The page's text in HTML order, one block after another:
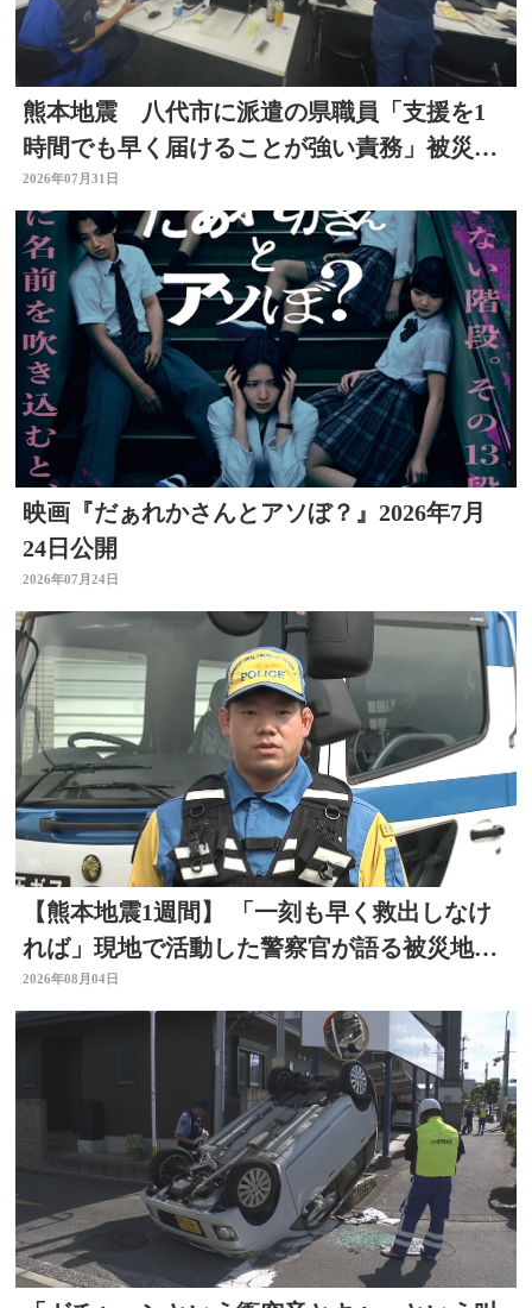
熊本地震 八代市に派遣の県職員「支援を1
時間でも早く届けることが強い責務」被災地
の状況語る 大分
2026年07月31日
映画『だぁれかさんとアソぼ？』2026年7月
24日公開
2026年07月24日
【熊本地震1週間】 「一刻も早く救出しなけ
れば」現地で活動した警察官が語る被災地の
状況 大分
2026年08月04日